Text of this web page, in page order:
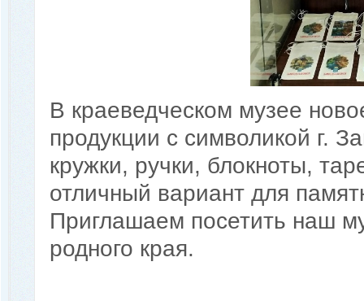
В краеведческом музее
продукции с символикой г.
кружки, ручки, блокноты,
отличный вариант для
Приглашаем посетить наш
родного края.